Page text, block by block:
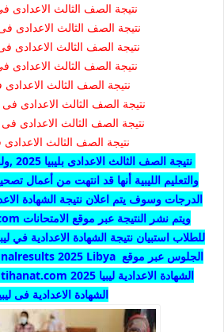
نتيجة الصف الثالث الاعدادى
نتيجة الصف الثالث الاعدادى
نتيجة الصف الثالث الاعدادى
نتيجة الصف الثالث الاعدادى
نتيجة الصف الثالث
نتيجة الصف الثالث الاعدادى فى
نتيجة الصف الثالث الاعدادى فى
نتيجة الصف الثالث
نتيجة الصف الثالث الاعدادىبليبيا
والتعليم الليبية أنها قد انتهت من أعمال
الدرجات وسوف يتم اعلان نتيجة الشهادة
الشهادة الاعدادية فى